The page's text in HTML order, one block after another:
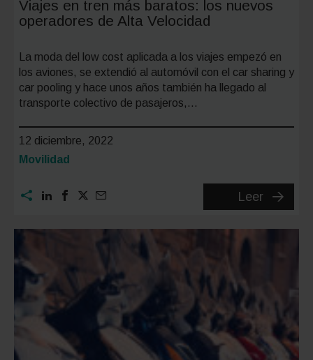
Viajes en tren más baratos: los nuevos
operadores de Alta Velocidad
La moda del low cost aplicada a los viajes empezó en
los aviones, se extendió al automóvil con el car sharing y
car pooling y hace unos años también ha llegado al
transporte colectivo de pasajeros,…
12 diciembre, 2022
Categoría:
Movilidad
Leer
Viajes
nuevos
de